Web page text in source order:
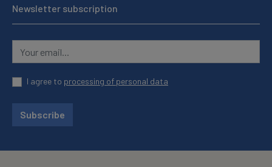
Newsletter subscription
I agree to processing of personal data
Subscribe